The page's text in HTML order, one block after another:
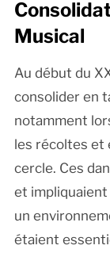
Musical
Au début du
consolider en
notamment
les récoltes et
cercle. Ces
et
un
étaient